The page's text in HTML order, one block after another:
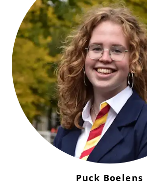
Puck Boelens